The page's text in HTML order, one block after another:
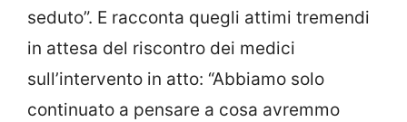
seduto”. E racconta quegli attimi tremendi
in attesa del riscontro dei medici
sull’intervento in atto: “Abbiamo solo
continuato a pensare a cosa avremmo